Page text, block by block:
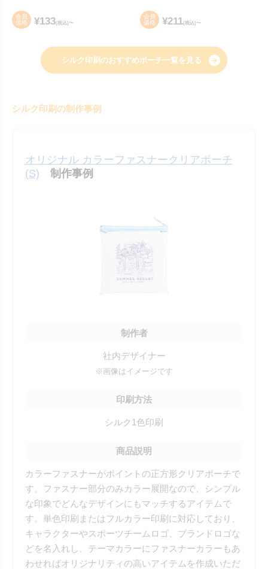
会員
価格
¥133(税込)〜
会員
価格
¥211(税込)〜
シルク印刷のおすすめポーチ一覧を見る
シルク印刷の制作事例
オリジナル カラーファスナークリアポーチ
(S) 制作事例
制作者
社内デザイナー
※画像はイメージです
印刷方法
シルク1色印刷
商品説明
カラーファスナーがポイントの正方形クリアポーチで
す。ファスナー部分のみカラー展開なので、シンプル
な印象でどんなデザインにもマッチするアイテムで
す。単色印刷またはフルカラー印刷に対応しており、
キャラクターやスポーツチームロゴ、ブランドロゴな
どを名入れし、テーマカラーにファスナーカラーもあ
わせればオリジナリティの高いアイテムを作成いただ